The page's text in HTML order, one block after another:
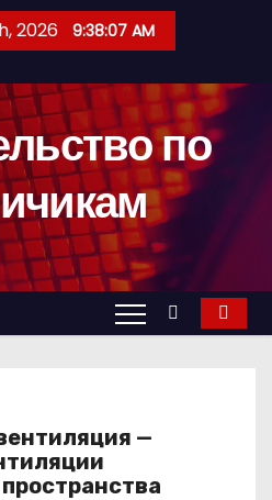
2026 9:38:08 AM
по
—